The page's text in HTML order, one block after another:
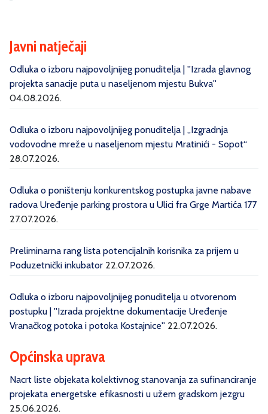
Javni natječaji
Odluka o izboru najpovoljnijeg ponuditelja | ''Izrada glavnog
projekta sanacije puta u naseljenom mjestu Bukva''
04.08.2026.
Odluka o izboru najpovoljnijeg ponuditelja | „Izgradnja
vodovodne mreže u naseljenom mjestu Mratinići - Sopot“
28.07.2026.
Odluka o poništenju konkurentskog postupka javne nabave
radova Uređenje parking prostora u Ulici fra Grge Martića 177
27.07.2026.
Preliminarna rang lista potencijalnih korisnika za prijem u
Poduzetnički inkubator 22.07.2026.
Odluka o izboru najpovoljnijeg ponuditelja u otvorenom
postupku | ''Izrada projektne dokumentacije Uređenje
Vranačkog potoka i potoka Kostajnice'' 22.07.2026.
Općinska uprava
Nacrt liste objekata kolektivnog stanovanja za sufinanciranje
projekata energetske efikasnosti u užem gradskom jezgru
25.06.2026.